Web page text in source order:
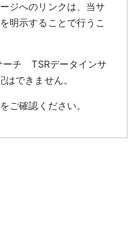
ジへのリンクは、当サ
明示することで行うこ
ーチ TSRデータインサ
できません。
をご確認ください。